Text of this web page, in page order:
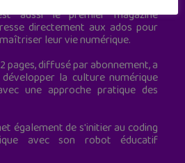
aussi le premier magazine
directement aux ados pour
leur vie numérique.
pages, diffusé par abonnement, a
la culture numérique
une approche pratique des
également de s'initier au coding
avec son robot éducatif